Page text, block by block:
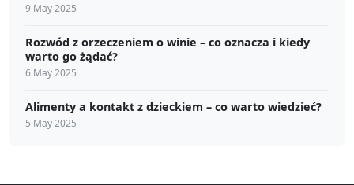
9 May 2025
Rozwód z orzeczeniem o winie – co oznacza i kiedy
warto go żądać?
6 May 2025
Alimenty a kontakt z dzieckiem – co warto wiedzieć?
5 May 2025